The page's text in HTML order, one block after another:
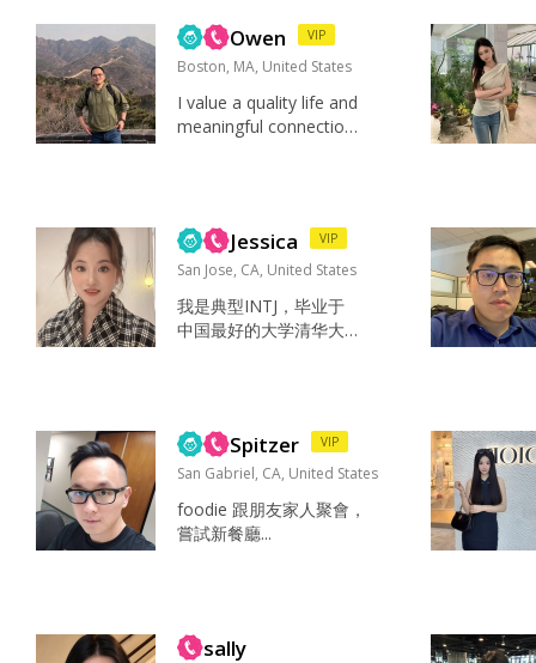
性格偏安静 我认为未来
伴侣一定要有责任心 因
为彼此是一个整体 大家
一起共同进步成长 。未
来遇到困难一起克服 请
离异和超过41的不要私信
谢...
Owen VIP
Boston, MA, United States
I value a quality life and
meaningful connection
someone genuine and
sincere. Outside of wo
r...
Jessica VIP
San Jose, CA, United States
我是典型INTJ，毕业于
中国最好的大学清华大
学计算机专业录取，202
6年秋季入学，硅谷校
区。 我喜欢真诚，善良
的男士。 我出生于中国
一个书香门第的家庭，
父母退休，是副教授，
与朋友、父母聊天 网站
Spitzer VIP
San Gabriel, CA, United States
foodie 跟朋友家人聚會，
嘗試新餐廳...
sally